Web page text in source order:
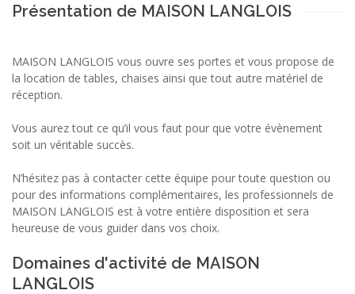
Présentation de MAISON LANGLOIS
MAISON LANGLOIS vous ouvre ses portes et vous propose de
la location de tables, chaises ainsi que tout autre matériel de
réception.
Vous aurez tout ce qu’il vous faut pour que votre évènement
soit un véritable succès.
N’hésitez pas à contacter cette équipe pour toute question ou
pour des informations complémentaires, les professionnels de
MAISON LANGLOIS est à votre entière disposition et sera
heureuse de vous guider dans vos choix.
Domaines d'activité de MAISON
LANGLOIS